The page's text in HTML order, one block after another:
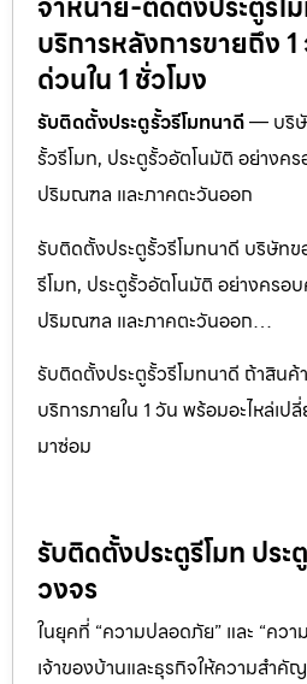
บริการหลังการขายถึง
ด่วนใน 1 ชั่วโมง
รับติดตั้งประตูรั้วรีโมทนาดี— บริษั
รั้วรีโมท, ประตูรั้วอัตโนมัติ อย่างค
ปริมณฑล และภาคตะวันออก
รับติดตั้งประตูรั้วรีโมทนาดี บริษัทข
รีโมท, ประตูรั้วอัตโนมัติ อย่างครอ
ปริมณฑล และภาคตะวันออก…
รับติดตั้งประตูรั้วรีโมทนาดี ถ้าสินค้
บริการภายใน 1 วัน พร้อมอะไหล่เ
มาซ่อม
รับติดตั้งประตูรีโมท ปร
วงจร
ในยุคที่ “ความปลอดภัย” และ “คว
เจ้าของบ้านและธุรกิจให้ความสำคั